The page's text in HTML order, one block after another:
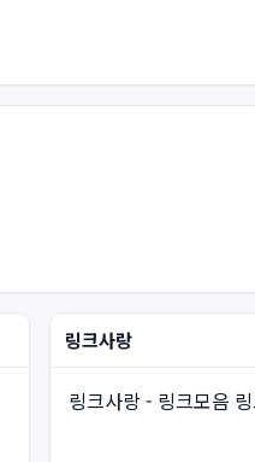
링크사랑
링크사랑 - 링크모음